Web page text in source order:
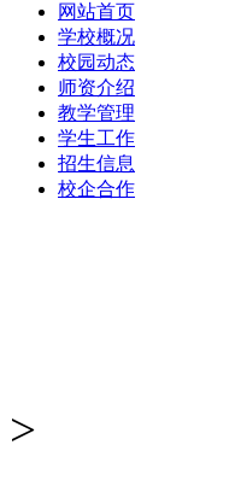
网站首页
学校概况
校园动态
师资介绍
教学管理
学生工作
招生信息
校企合作
>